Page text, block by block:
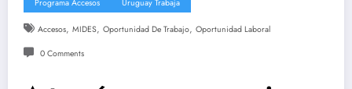
Programa Accesos
Uruguay Trabaja
Accesos, MIDES, Oportunidad De Trabajo, Oportunidad Laboral
0 Comments